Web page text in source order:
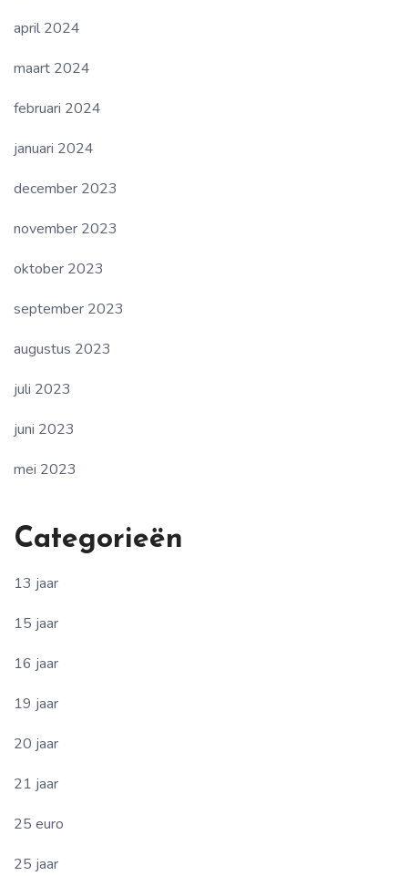
april 2024
maart 2024
februari 2024
januari 2024
december 2023
november 2023
oktober 2023
september 2023
augustus 2023
juli 2023
juni 2023
mei 2023
Categorieën
13 jaar
15 jaar
16 jaar
19 jaar
20 jaar
21 jaar
25 euro
25 jaar